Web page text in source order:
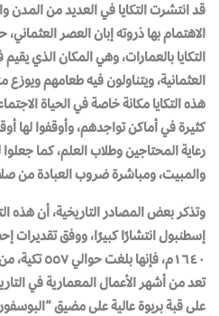
قد انتشرت التكايا في العديد من المدن
الاهتمام بها ذروته إبان العصر
التكايا بالعمارات، وهي المكان الذي
العثمانية، ويتناولون فيه طعامهم
هذه التكايا مكانة خاصة في الحياة
كثيرة في أماكن تواجدهم، وأوقفوا لها
رعاية المحتاجين وطلاب العلم، كما
والمبيت، ومباشرة ضروب العبادة من
وتذكر بعض المصادر التاريخية، أن هذه
إسطنبول انتشارًا كبيرًا، ووفق تقديرات
١٦٤٠م، فإنها
تعد من أشهر الأعمال المعمارية في
على قبة بربوة عالية على مضيق